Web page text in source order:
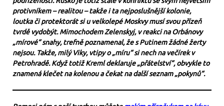
protivníkem – realitou – takže i ta nejposlušnější kolonie,
loutka či protektorát si u velkolepé Moskvy musí svou přízeň
tvrdě vydobýt. Mimochodem Zelenskyj, v reakci na Orbánovy
„mírové“ snahy, trefně poznamenal, že s Putinem žádné žerty
nejsou. Takže, milý Viky, vtipy o „míru“ si nech na večírek v
Petrohradě. Když totiž Kreml deklaruje „přátelství“, obvykle to
znamená klečet na kolenou a čekat na další seznam „pokynů“.